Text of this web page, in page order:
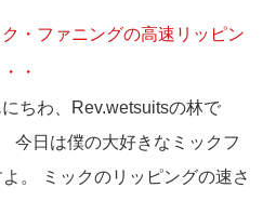
ク・ファニングの高速リッピン
・
にちわ、Rev.wetsuitsの林で
今日は僕の大好きなミックフ
。 ミックのリッピングの速さ